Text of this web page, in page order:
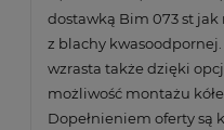
dostawką Bim 073 st
z blachy
wzrasta także dzięki
możliwość montażu
Dopełnieniem oferty są